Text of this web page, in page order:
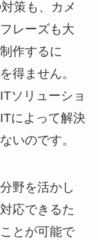
策も、カメ
レーズも大
作するに
得ません。
ソリューショ
によって解決
いのです。
野を活かし
応できるた
とが可能で